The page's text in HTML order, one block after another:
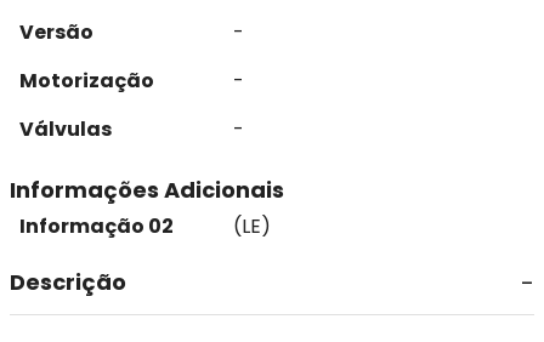
Versão
-
Motorização
-
Válvulas
-
Informações Adicionais
Informação 02 (LE)
Descrição